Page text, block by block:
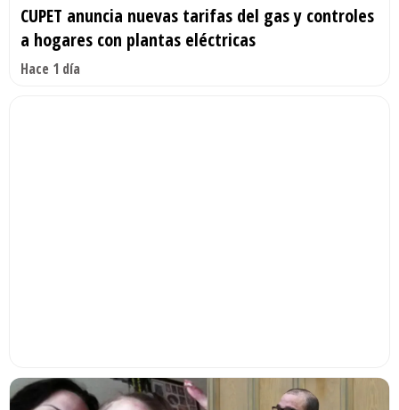
CUPET anuncia nuevas tarifas del gas y controles
a hogares con plantas eléctricas
Hace 1 día